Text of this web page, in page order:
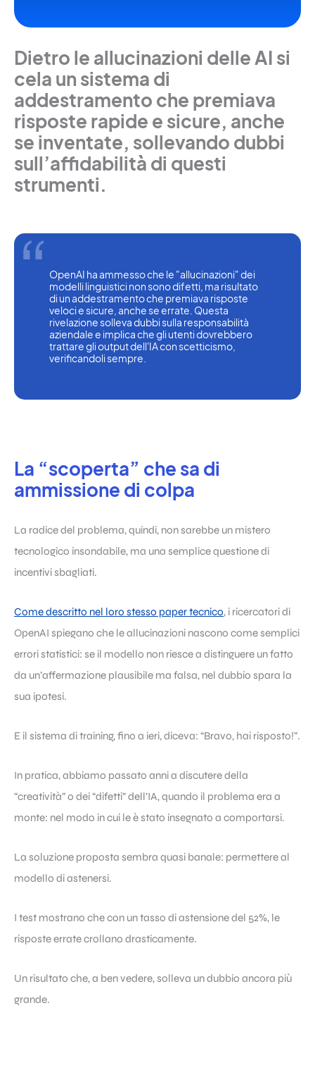
Dietro le allucinazioni delle AI si
cela un sistema di
addestramento che premiava
risposte rapide e sicure, anche
se inventate, sollevando dubbi
sull’affidabilità di questi
strumenti.
OpenAI ha ammesso che le "allucinazioni" dei
modelli linguistici non sono difetti, ma risultato
di un addestramento che premiava risposte
veloci e sicure, anche se errate. Questa
rivelazione solleva dubbi sulla responsabilità
aziendale e implica che gli utenti dovrebbero
trattare gli output dell'IA con scetticismo,
verificandoli sempre.
La “scoperta” che sa di
ammissione di colpa
La radice del problema, quindi, non sarebbe un mistero
tecnologico insondabile, ma una semplice questione di
incentivi sbagliati.
Come descritto nel loro stesso paper tecnico, i ricercatori di
OpenAI spiegano che le allucinazioni nascono come semplici
errori statistici: se il modello non riesce a distinguere un fatto
da un’affermazione plausibile ma falsa, nel dubbio spara la
sua ipotesi.
E il sistema di training, fino a ieri, diceva: “Bravo, hai risposto!”.
In pratica, abbiamo passato anni a discutere della
“creatività” o dei “difetti” dell’IA, quando il problema era a
monte: nel modo in cui le è stato insegnato a comportarsi.
La soluzione proposta sembra quasi banale: permettere al
modello di astenersi.
I test mostrano che con un tasso di astensione del 52%, le
risposte errate crollano drasticamente.
Un risultato che, a ben vedere, solleva un dubbio ancora più
grande.